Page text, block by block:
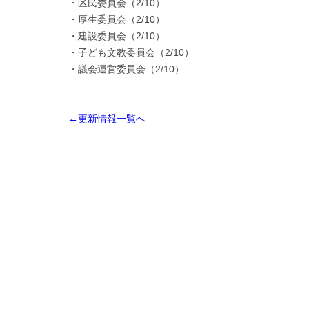
・区民委員会（2/10）
・厚生委員会（2/10）
・建設委員会（2/10）
・子ども文教委員会（2/10）
・議会運営委員会（2/10）
←更新情報一覧へ